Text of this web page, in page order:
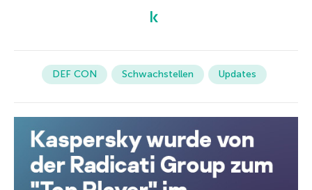
DEF CON Schwachstellen Updates